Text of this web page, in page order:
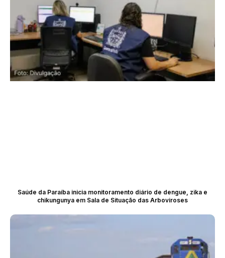
Saúde da Paraíba inicia monitoramento diário de dengue, zika e
chikungunya em Sala de Situação das Arboviroses